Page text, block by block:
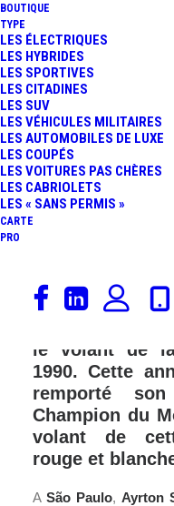
BOUTIQUE
TYPE
LES ÉLECTRIQUES
LES HYBRIDES
LES SPORTIVES
LES CITADINES
LES SUV
LES VÉHICULES MILITAIRES
LES AUTOMOBILES DE LUXE
LES COUPÉS
LES VOITURES PAS CHÈRES
LES CABRIOLETS
LES « SANS PERMIS »
CARTE
PRO
Magique
week-end
le volant de
1990. Cette
remporté
Champion du
volant de
rouge et
A São Paulo, Ayrton